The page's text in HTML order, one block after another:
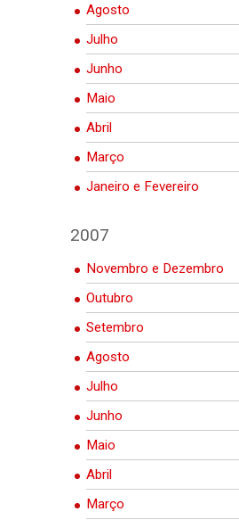
Agosto
Julho
Junho
Maio
Abril
Março
Janeiro e Fevereiro
2007
Novembro e Dezembro
Outubro
Setembro
Agosto
Julho
Junho
Maio
Abril
Março